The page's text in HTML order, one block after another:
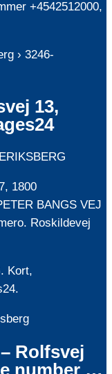
+4542512000,
› 3246-
13,
1800
BANGS VEJ
Roskildevej
Kort,
Rolfsvej
number …